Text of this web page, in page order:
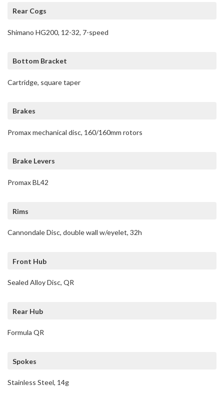
Rear Cogs
Shimano HG200, 12-32, 7-speed
Bottom Bracket
Cartridge, square taper
Brakes
Promax mechanical disc, 160/160mm rotors
Brake Levers
Promax BL42
Rims
Cannondale Disc, double wall w/eyelet, 32h
Front Hub
Sealed Alloy Disc, QR
Rear Hub
Formula QR
Spokes
Stainless Steel, 14g